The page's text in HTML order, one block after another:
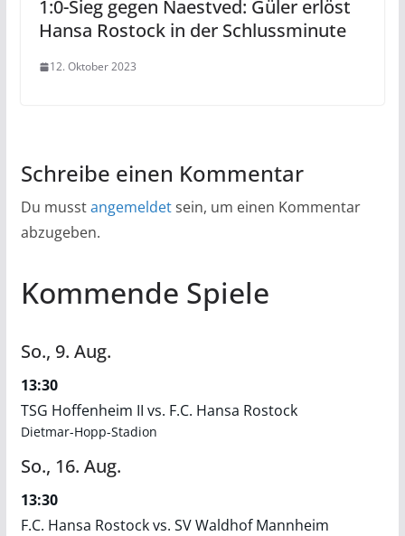
1:0-Sieg gegen Naestved: Güler erlöst
Hansa Rostock in der Schlussminute
12. Oktober 2023
Schreibe einen Kommentar
Du musstangemeldetsein, um einen Kommentar
abzugeben.
Kommende Spiele
So., 9. Aug.
13:30
TSG Hoffenheim II vs. F.C. Hansa Rostock
Dietmar-Hopp-Stadion
So., 16. Aug.
13:30
F.C. Hansa Rostock vs. SV Waldhof Mannheim